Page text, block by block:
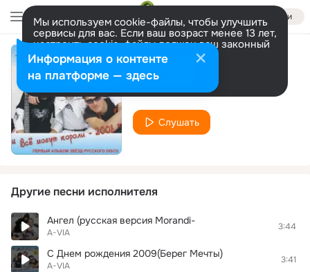
Войти
Мы используем cookie-файлы, чтобы улучшить
сервисы для вас. Если ваш возраст менее 13 лет,
настроить cookie-файлы должен ваш законный
представитель. Больше информации
Разрешить все Настроить
Сердце Твое
A-VIA
Слушать
Другие песни исполнителя
Ангел (русская версия Morandi-
A-VIA
3:44
С Днем рождения 2009(Берег Мечты)
A-VIA
3:41
Информация о контенте
на платформе — здесь